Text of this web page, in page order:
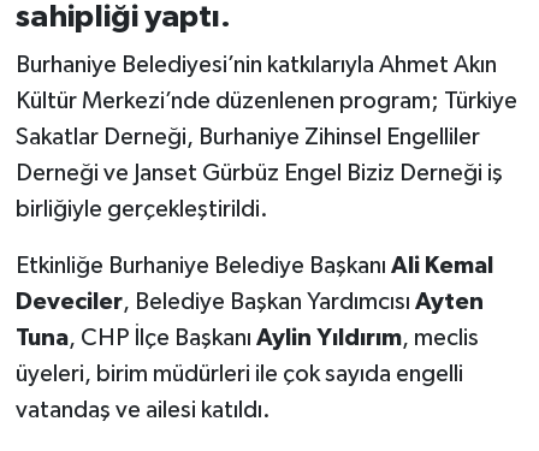
sahipliği yaptı.
Burhaniye Belediyesi’nin katkılarıyla Ahmet Akın
Kültür Merkezi’nde düzenlenen program; Türkiye
Sakatlar Derneği, Burhaniye Zihinsel Engelliler
Derneği ve Janset Gürbüz Engel Biziz Derneği iş
birliğiyle gerçekleştirildi.
Etkinliğe Burhaniye Belediye Başkanı Ali Kemal
Deveciler, Belediye Başkan Yardımcısı Ayten
Tuna, CHP İlçe Başkanı Aylin Yıldırım, meclis
üyeleri, birim müdürleri ile çok sayıda engelli
vatandaş ve ailesi katıldı.
İvrindi
KENT GÜNDEMİ
KÜLTÜR-SANAT
MAGAZİN
MANŞET
Manyas